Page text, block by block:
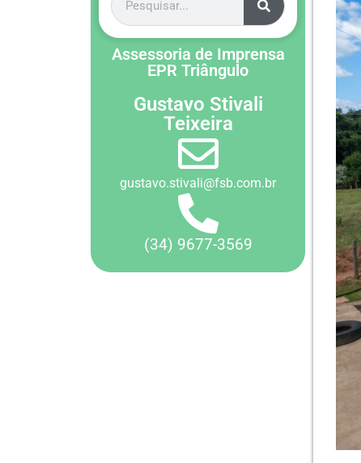
Assessoria de Imprensa
EPR Triângulo
Gustavo Stivali
Teixeira
gustavo.stivali@fsb.com.br
(34) 9677-3569